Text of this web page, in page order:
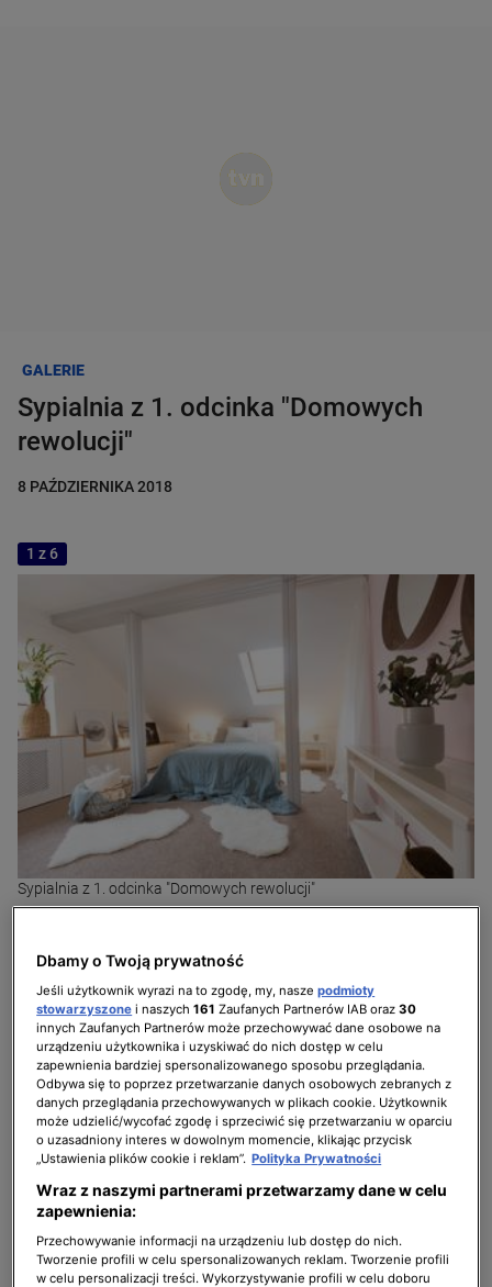
GALERIE
Sypialnia z 1. odcinka "Domowych
rewolucji"
8 PAŹDZIERNIKA 2018
1 z 6
Sypialnia z 1. odcinka "Domowych rewolucji"
KARIERA
Dbamy o Twoją prywatność
Jeśli użytkownik wyrazi na to zgodę, my, naszepodmioty
stowarzyszone i naszych161 Zaufanych Partnerów IAB oraz30
innych Zaufanych Partnerów może przechowywać dane osobowe na
urządzeniu użytkownika i uzyskiwać do nich dostęp w celu
zapewnienia bardziej spersonalizowanego sposobu przeglądania.
Odbywa się to poprzez przetwarzanie danych osobowych zebranych z
danych przeglądania przechowywanych w plikach cookie. Użytkownik
może udzielić/wycofać zgodę i sprzeciwić się przetwarzaniu w oparciu
o uzasadniony interes w dowolnym momencie, klikając przycisk
„Ustawienia plików cookie i reklam”. Polityka Prywatności
Wraz z naszymi partnerami przetwarzamy dane w celu
zapewnienia:
Przechowywanie informacji na urządzeniu lub dostęp do nich.
Tworzenie profili w celu spersonalizowanych reklam. Tworzenie profili
w celu personalizacji treści. Wykorzystywanie profili w celu doboru